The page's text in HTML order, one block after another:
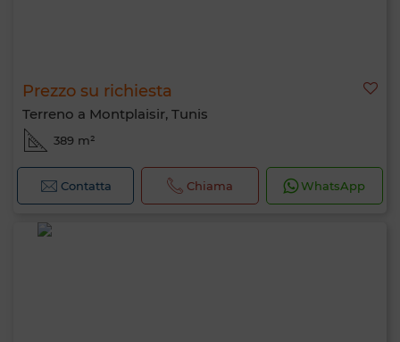
Prezzo su richiesta
Terreno a Montplaisir, Tunis
389 m²
Contatta Chiama WhatsApp